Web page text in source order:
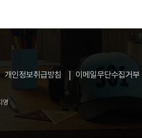
개인정보취급방침 이메일무단수집거부
영